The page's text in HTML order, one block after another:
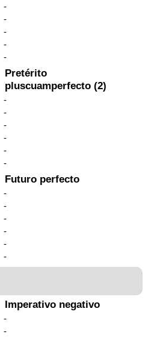
-
-
-
-
-
Pretérito
pluscuamperfecto (2)
-
-
-
-
-
-
Futuro perfecto
-
-
-
-
-
-
Imperativo negativo
-
-